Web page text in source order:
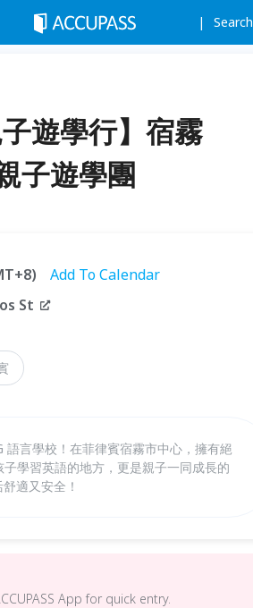
Search
遊學行】宿霧
子遊學團
Add To Calendar
St
言學校！在菲律賓宿霧市中心，擁有絕
學習英語的地方，更是親子一同成長的
適又安全！
App for quick entry.